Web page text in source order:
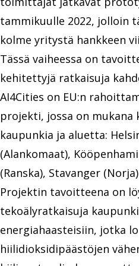
tammikuulle 2022, jolloin
kolme yritystä hankkeen
Tässä vaiheessa on
kehitettyjä ratkaisuja
AI4Cities on EU:n
projekti, jossa on mukana
kaupunkia ja aluetta:
(Alankomaat),
(Ranska), Stavanger
Projektin tavoitteena on
tekoälyratkaisuja
energiahaasteisiin, jotka
hiilidioksidipäästöjen